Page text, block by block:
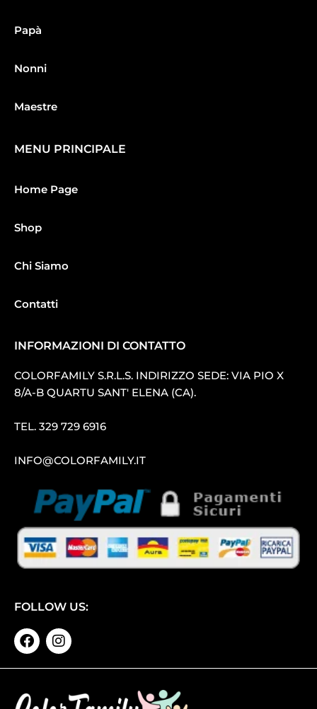
Papà
Nonni
Maestre
MENU PRINCIPALE
Home Page
Shop
Chi Siamo
Contatti
INFORMAZIONI DI CONTATTO
COLORFAMILY S.R.L.S. INDIRIZZO SEDE: VIA PIO X
8/A-B QUARTU SANT′ ELENA (CA).
TEL. 329 729 6916
INFO@COLORFAMILY.IT
FOLLOW US: